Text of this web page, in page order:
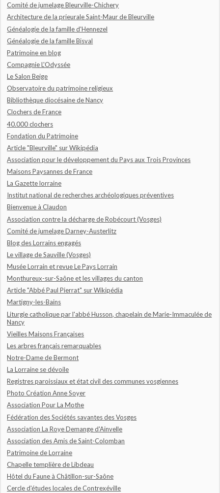
Comité de jumelage Bleurville-Chichery
Architecture de la prieurale Saint-Maur de Bleurville
Généalogie de la famille d'Hennezel
Généalogie de la famille Bisval
Patrimoine en blog
Compagnie L'Odyssée
Le Salon Beige
Observatoire du patrimoine religieux
Bibliothèque diocésaine de Nancy
Clochers de France
40.000 clochers
Fondation du Patrimoine
Article "Bleurville" sur Wikipédia
Association pour le développement du Pays aux Trois Provinces
Maisons Paysannes de France
La Gazette lorraine
Institut national de recherches archéologiques préventives
Bienvenue à Claudon
Association contre la décharge de Robécourt (Vosges)
Comité de jumelage Darney-Austerlitz
Blog des Lorrains engagés
Le village de Sauville (Vosges)
Musée Lorrain et revue Le Pays Lorrain
Monthureux-sur-Saône et les villages du canton
Article "Abbé Paul Pierrat" sur Wikipédia
Martigny-les-Bains
Liturgie catholique par l'abbé Husson, chapelain de Marie-Immaculée de
Nancy
Vieilles Maisons Françaises
Les arbres français remarquables
Notre-Dame de Bermont
La Lorraine se dévoile
Registres paroissiaux et état civil des communes vosgiennes
Photo Création Anne Soyer
Association Pour La Mothe
Fédération des Sociétés savantes des Vosges
Association La Roye Demange d'Ainvelle
Association des Amis de Saint-Colomban
Patrimoine de Lorraine
Chapelle templière de Libdeau
Hôtel du Faune à Châtillon-sur-Saône
Cercle d'études locales de Contrexéville